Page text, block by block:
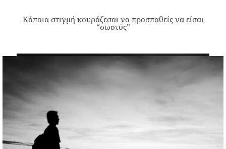
Κάποια στιγμή κουράζεσαι να προσπαθείς να είσαι
“σωστός”